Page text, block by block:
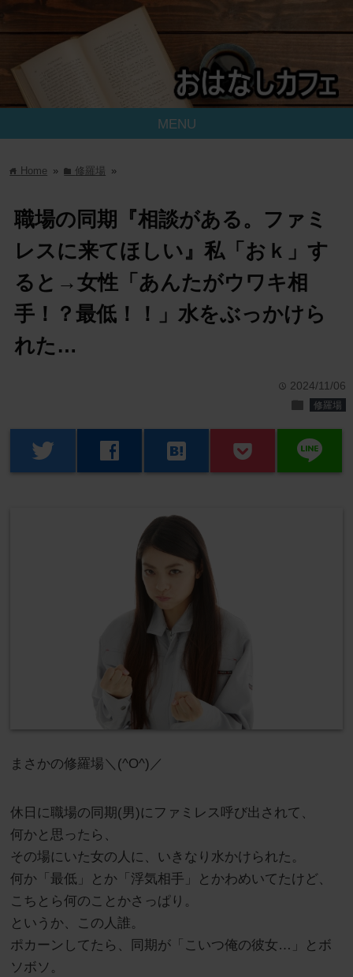
MENU
home Home » folder修羅場 »
職場の同期『相談がある。ファミ
レスに来てほしい』私「おｋ」す
ると→女性「あんたがウワキ相
手！？最低！！」水をぶっかけら
れた…
time 2024/11/06
folder 修羅場
twitter facebook hatenabookmark line
まさかの修羅場＼(^O^)／
休日に職場の同期(男)にファミレス呼び出されて、
何かと思ったら、
その場にいた女の人に、いきなり水かけられた。
何か「最低」とか「浮気相手」とかわめいてたけど、
こちとら何のことかさっぱり。
というか、この人誰。
ポカーンしてたら、同期が「こいつ俺の彼女…」とボ
ソボソ。